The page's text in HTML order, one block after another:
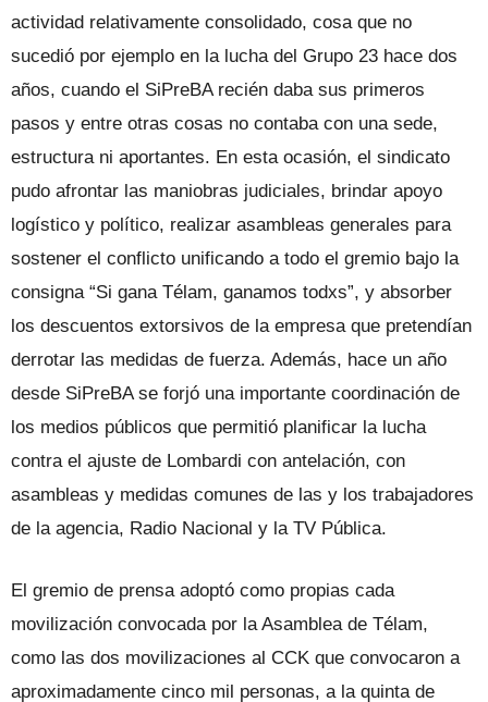
actividad relativamente consolidado, cosa que no
sucedió por ejemplo en la lucha del Grupo 23 hace dos
años, cuando el SiPreBA recién daba sus primeros
pasos y entre otras cosas no contaba con una sede,
estructura ni aportantes. En esta ocasión, el sindicato
pudo afrontar las maniobras judiciales, brindar apoyo
logístico y político, realizar asambleas generales para
sostener el conflicto unificando a todo el gremio bajo la
consigna “Si gana Télam, ganamos todxs”, y absorber
los descuentos extorsivos de la empresa que pretendían
derrotar las medidas de fuerza. Además, hace un año
desde SiPreBA se forjó una importante coordinación de
los medios públicos que permitió planificar la lucha
contra el ajuste de Lombardi con antelación, con
asambleas y medidas comunes de las y los trabajadores
de la agencia, Radio Nacional y la TV Pública.
El gremio de prensa adoptó como propias cada
movilización convocada por la Asamblea de Télam,
como las dos movilizaciones al CCK que convocaron a
aproximadamente cinco mil personas, a la quinta de